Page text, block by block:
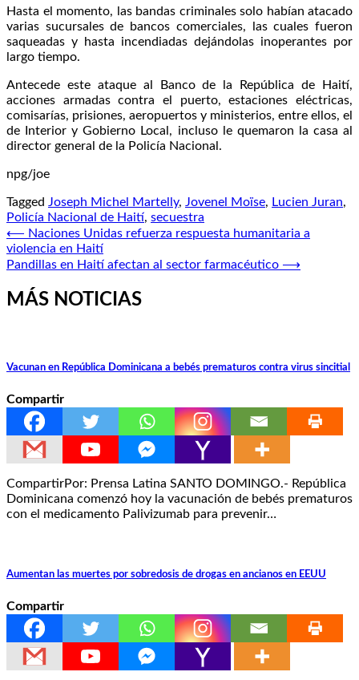
Hasta el momento, las bandas criminales solo habían atacado
varias sucursales de bancos comerciales, las cuales fueron
saqueadas y hasta incendiadas dejándolas inoperantes por
largo tiempo.
Antecede este ataque al Banco de la República de Haití,
acciones armadas contra el puerto, estaciones eléctricas,
comisarías, prisiones, aeropuertos y ministerios, entre ellos, el
de Interior y Gobierno Local, incluso le quemaron la casa al
director general de la Policía Nacional.
npg/joe
Tagged Joseph Michel Martelly, Jovenel Moïse, Lucien Juran,
Policía Nacional de Haití, secuestra
Navegación
de
entradas
⟵ Naciones Unidas refuerza respuesta humanitaria a
violencia en Haití
Pandillas en Haití afectan al sector farmacéutico ⟶
MÁS NOTICIAS
Vacunan en República Dominicana a bebés prematuros contra virus sincitial
Compartir
CompartirPor: Prensa Latina SANTO DOMINGO.- República
Dominicana comenzó hoy la vacunación de bebés prematuros
con el medicamento Palivizumab para prevenir…
Aumentan las muertes por sobredosis de drogas en ancianos en EEUU
Compartir